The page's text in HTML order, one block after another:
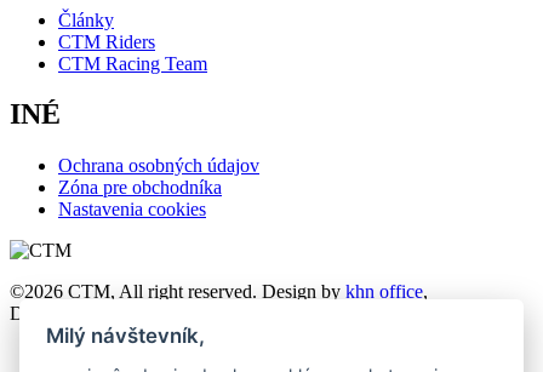
Články
CTM Riders
CTM Racing Team
INÉ
Ochrana osobných údajov
Zóna pre obchodníka
Nastavenia cookies
©2026 CTM, All right reserved. Design by khn office,
Development by
Milý návštevník,